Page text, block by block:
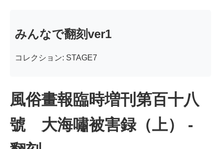
みんなで翻刻ver1
コレクション: STAGE7
風俗畫報臨時増刊第百十八
號 大海嘯被害録（上） -